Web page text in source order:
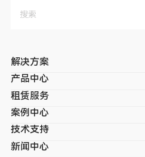
解决方案
产品中心
租赁服务
案例中心
技术支持
新闻中心